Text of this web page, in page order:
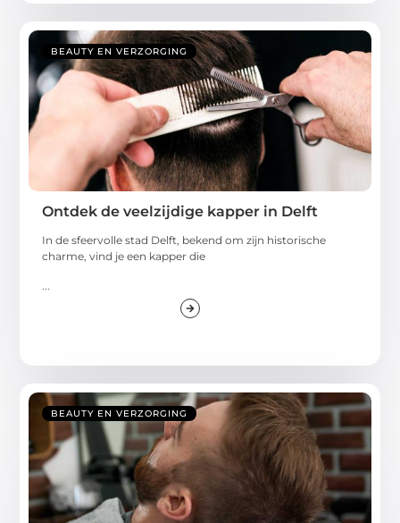
BEAUTY EN VERZORGING
Ontdek de veelzijdige kapper in Delft
In de sfeervolle stad Delft, bekend om zijn historische
charme, vind je een kapper die
BEAUTY EN VERZORGING